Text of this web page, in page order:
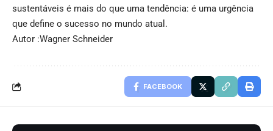
sustentáveis é mais do que uma tendência: é uma urgência
que define o sucesso no mundo atual.
Autor :Wagner Schneider
FACEBOOK